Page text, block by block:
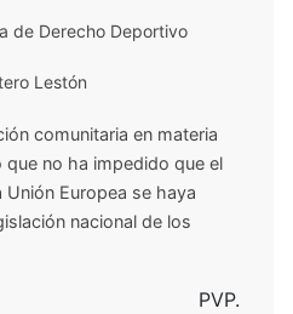
de Derecho Deportivo
Lestón
comunitaria en materia
no ha impedido que el
Europea se haya
nacional de los
PVP.